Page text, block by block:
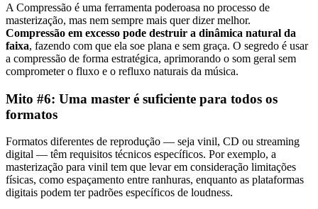
A Compressão é uma ferramenta poderoasa no processo de
masterização, mas nem sempre mais quer dizer melhor.
Compressão em excesso pode destruir a dinâmica natural da
faixa, fazendo com que ela soe plana e sem graça. O segredo é usar
a compressão de forma estratégica, aprimorando o som geral sem
comprometer o fluxo e o refluxo naturais da música.
Mito #6: Uma master é suficiente para todos os
formatos
Formatos diferentes de reprodução — seja vinil, CD ou streaming
digital — têm requisitos técnicos específicos. Por exemplo, a
masterização para vinil tem que levar em consideração limitações
físicas, como espaçamento entre ranhuras, enquanto as plataformas
digitais podem ter padrões específicos de loudness.